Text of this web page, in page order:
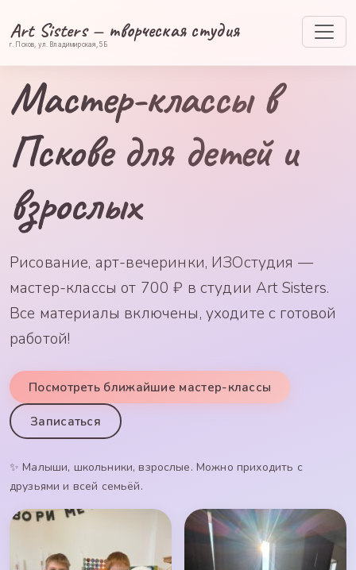
Art Sisters — творческая студия
г. Псков, ул. Владимирская, 5Б
Мастер-классы в
Пскове для детей и
взрослых
Рисование, арт-вечеринки, ИЗОстудия —
мастер-классы от 700 ₽ в студии Art Sisters.
Все материалы включены, уходите с готовой
работой!
Посмотреть ближайшие мастер-классы
Записаться
✨ Малыши, школьники, взрослые. Можно приходить с
друзьями и всей семьёй.